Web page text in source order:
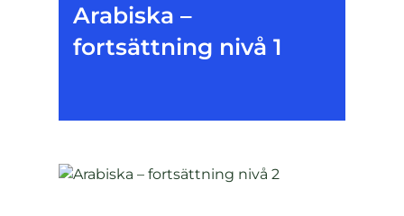
Arabiska –
fortsättning nivå 1